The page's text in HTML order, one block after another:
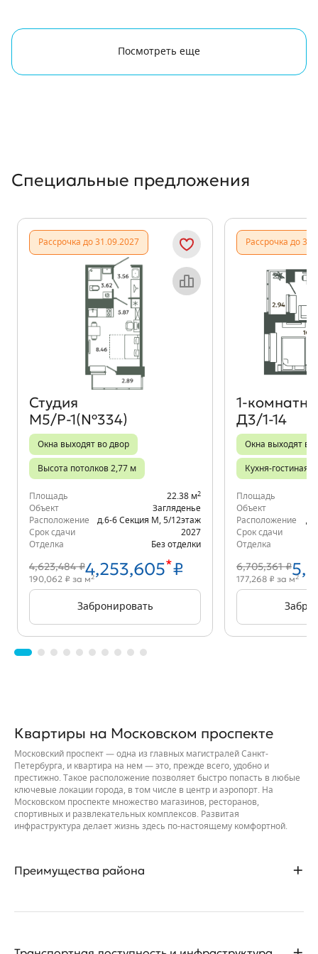
Посмотреть еще
Специальные предложения
Рассрочка до 31.09.2027
Объект месяца
Студия
М5/Р-1(№334)
Окна выходят во двор
Высота потолков 2,77 м
Площадь 22.38 м2
Объект
Загляденье
Расположение
д.6-6 Секция М 5/12этаж
Срок сдачи
2027
Отделка
Без отделки
4,623,484 ₽4,253,605*₽
190,062 ₽ за м2
Забронировать
Рассрочка до
Д3/1-14
Окна выходят во
Кухня-гостиная
Площадь
Объект
Расположение
Срок сдачи
Отделка
6,705,361 ₽
177,268 ₽ за м2
Квартиры на Московском проспекте
Московский проспект — одна из главных магистралей Санкт-
Петербурга, и квартира на нем — это, прежде всего, удобно и
престижно. Такое расположение позволяет быстро попасть в любые
ключевые локации города, в том числе в центр и аэропорт. На
Московском проспекте множество магазинов, ресторанов,
спортивных и развлекательных комплексов. Развитая
инфраструктура делает жизнь здесь по-настоящему комфортной.
Преимущества района